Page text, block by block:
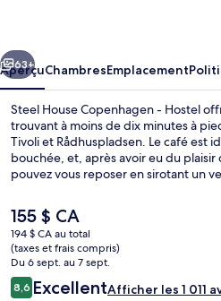
-
Hostel
Suivant
63+
AperçuChambresEmplacement
Steel House Copenhagen - Hostel
trouvant à moins de dix minutes à
Tivoli et Rådhuspladsen. Le café est
bouchée, et, après avoir eu du
pouvez vous reposer en sirotant un
et casse-croûte/charcuterie. Les
personnel serviable et
trouve à quelques minutes de
se trouve à 3 minutes et Station de
à 8 minutes.
Le
prix
actuel
est
de 155 $ CA
155 $ CA
194 $ CA au total
(taxes et frais compris)
Du 6 sept. au 7 sept.
Avis
8,68,6 sur 10 –
ExcellentAfficher les 1 011